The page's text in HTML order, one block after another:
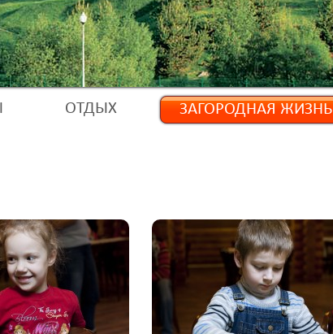
ОТДЫХ ЗАГОРОДНАЯ ЖИЗНЬ